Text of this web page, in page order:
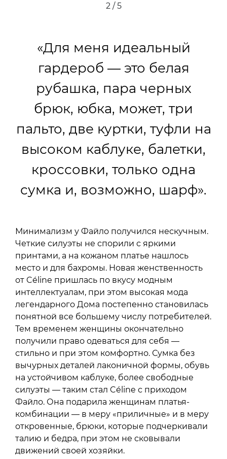
2 / 5
«Для меня идеальный
гардероб — это белая
рубашка, пара черных
брюк, юбка, может, три
пальто, две куртки, туфли на
высоком каблуке, балетки,
кроссовки, только одна
сумка и, возможно, шарф».
Минимализм у Файло получился нескучным.
Четкие силуэты не спорили с яркими
принтами, а на кожаном платье нашлось
место и для бахромы. Новая женственность
от Céline пришлась по вкусу модным
интеллектуалам, при этом высокая мода
легендарного Дома постепенно становилась
понятной все большему числу потребителей.
Тем временем женщины окончательно
получили право одеваться для себя —
стильно и при этом комфортно. Сумка без
вычурных деталей лаконичной формы, обувь
на устойчивом каблуке, более свободные
силуэты — таким стал Céline с приходом
Файло. Она подарила женщинам платья-
комбинации — в меру «приличные» и в меру
откровенные, брюки, которые подчеркивали
талию и бедра, при этом не сковывали
движений своей хозяйки.